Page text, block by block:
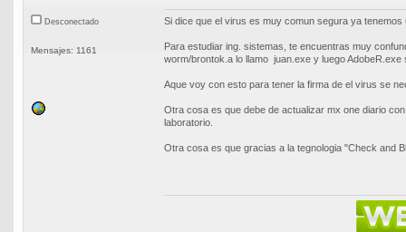
Desconectado
Mensajes: 1161
Si dice que el virus es muy comun segura ya
Para estudiar ing. sistemas, te encuentras muy
worm/brontok.a lo llamo juan.exe y luego
Aque voy con esto para tener la firma de el virus se
Otra cosa es que debe de actualizar mx one diario
laboratorio.
Otra cosa es que gracias a la tegnologia "Check and